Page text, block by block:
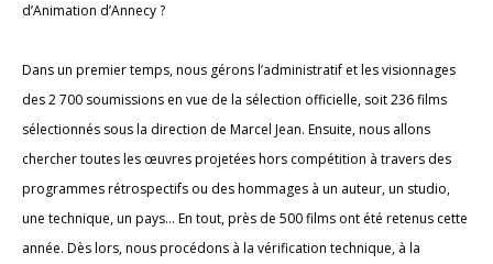
d’Animation d’Annecy ?
Dans un premier temps, nous gérons l’administratif et les visionnages
des 2 700 soumissions en vue de la sélection officielle, soit 236 films
sélectionnés sous la direction de Marcel Jean. Ensuite, nous allons
chercher toutes les œuvres projetées hors compétition à travers des
programmes rétrospectifs ou des hommages à un auteur, un studio,
une technique, un pays... En tout, près de 500 films ont été retenus cette
année. Dès lors, nous procédons à la vérification technique, à la